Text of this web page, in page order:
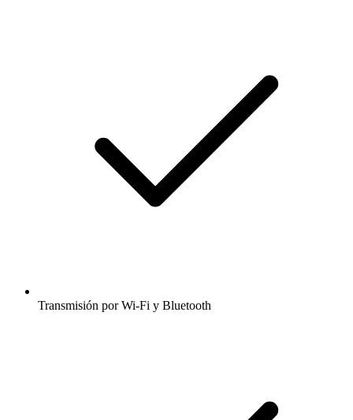
Transmisión por Wi-Fi y Bluetooth